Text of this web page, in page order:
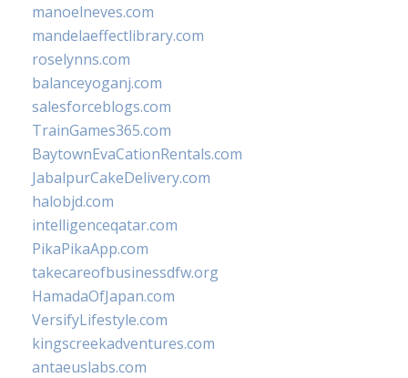
manoelneves.com
mandelaeffectlibrary.com
roselynns.com
balanceyoganj.com
salesforceblogs.com
TrainGames365.com
BaytownEvaCationRentals.com
JabalpurCakeDelivery.com
halobjd.com
intelligenceqatar.com
PikaPikaApp.com
takecareofbusinessdfw.org
HamadaOfJapan.com
VersifyLifestyle.com
kingscreekadventures.com
antaeuslabs.com